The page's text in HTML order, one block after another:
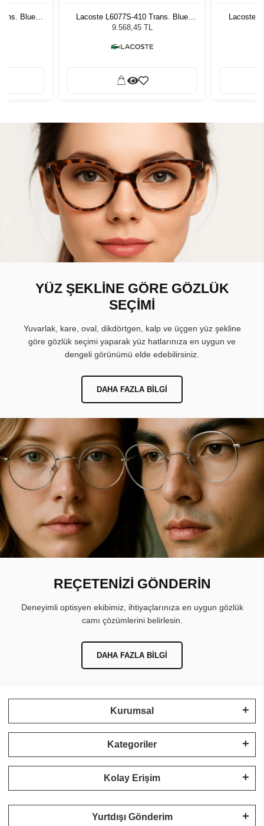
Blue
Lacoste L6077S-410 Trans. Blue
Erkek Güneş Gözlüğü
9.568,45 TL
Lacoste
YÜZ ŞEKLİNE GÖRE GÖZLÜK
SEÇİMİ
Yuvarlak, kare, oval, dikdörtgen, kalp ve üçgen yüz şekline
göre gözlük seçimi yaparak yüz hatlarınıza en uygun ve
dengeli görünümü elde edebilirsiniz.
DAHA FAZLA BILGI
REÇETENİZİ GÖNDERİN
Deneyimli optisyen ekibimiz, ihtiyaçlarınıza en uygun gözlük
camı çözümlerini belirlesin.
DAHA FAZLA BILGI
Kurumsal
Kategoriler
Kolay Erişim
Yurtdışı Gönderim